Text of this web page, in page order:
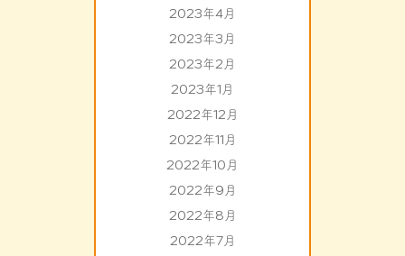
2023年4月
2023年3月
2023年2月
2023年1月
2022年12月
2022年11月
2022年10月
2022年9月
2022年8月
2022年7月